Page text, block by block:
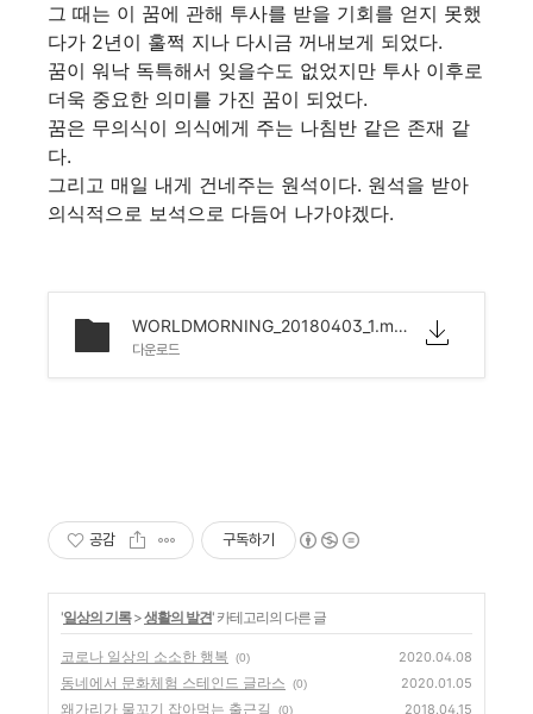
그 때는 이 꿈에 관해 투사를 받을 기회를 얻지 못했
다가 2년이 훌쩍 지나 다시금 꺼내보게 되었다.
꿈이 워낙 독특해서 잊을수도 없었지만 투사 이후로
더욱 중요한 의미를 가진 꿈이 되었다.
꿈은 무의식이 의식에게 주는 나침반 같은 존재 같
다.
그리고 매일 내게 건네주는 원석이다. 원석을 받아
의식적으로 보석으로 다듬어 나가야겠다.
WORLDMORNING_20180403_1.mp3
다운로드
공감 구독하기
'일상의 기록>생활의 발견' 카테고리의 다른 글
코로나 일상의 소소한 행복 (0) 2020.04.08
동네에서 문화체험 스테인드 글라스 (0) 2020.01.05
왜가리가 물꼬기 잡아먹는 출근길 (0) 2018.04.15